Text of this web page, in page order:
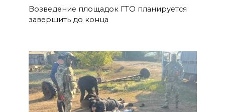
Возведение площадок ГТО планируется
завершить до конца